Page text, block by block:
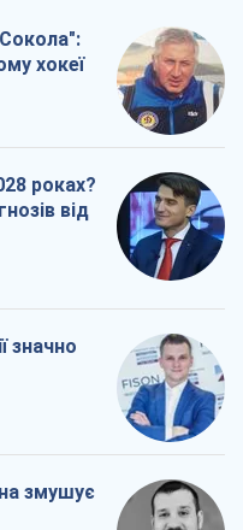
хокеї
роках?
від
значно
змушує